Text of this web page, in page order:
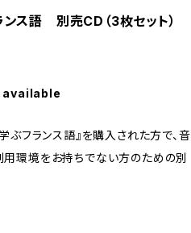
ンス語 別売CD（3枚セット）
ぶフランス語』を購入された方で、音
環境をお持ちでない方のための別